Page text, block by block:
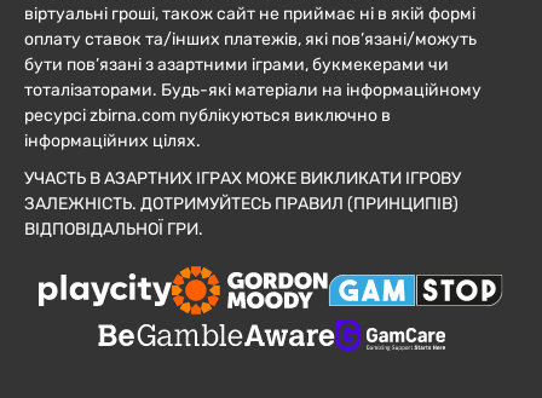
віртуальні гроші, також сайт не приймає ні в якій формі
оплату ставок та/інших платежів, які пов’язані/можуть
бути пов’язані з азартними іграми, букмекерами чи
тоталізаторами. Будь-які матеріали на інформаційному
ресурсі zbirna.com публікуються виключно в
інформаційних цілях.
УЧАСТЬ В АЗАРТНИХ ІГРАХ МОЖЕ ВИКЛИКАТИ ІГРОВУ
ЗАЛЕЖНІСТЬ. ДОТРИМУЙТЕСЬ ПРАВИЛ (ПРИНЦИПІВ)
ВІДПОВІДАЛЬНОЇ ГРИ.